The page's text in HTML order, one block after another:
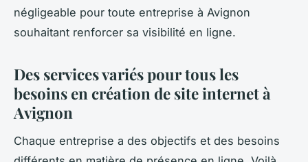
négligeable pour toute entreprise à Avignon
souhaitant renforcer sa visibilité en ligne.
Des services variés pour tous les
besoins en création de site internet à
Avignon
Chaque entreprise a des objectifs et des besoins